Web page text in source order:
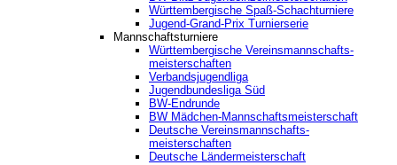
Württembergische Spaß-Schachturniere
Jugend-Grand-Prix Turnierserie
Mannschaftsturniere
Württembergische Vereinsmannschafts-
meisterschaften
Verbandsjugendliga
Jugendbundesliga Süd
BW-Endrunde
BW Mädchen-Mannschaftsmeisterschaft
Deutsche Vereinsmannschafts-
meisterschaften
Deutsche Ländermeisterschaft